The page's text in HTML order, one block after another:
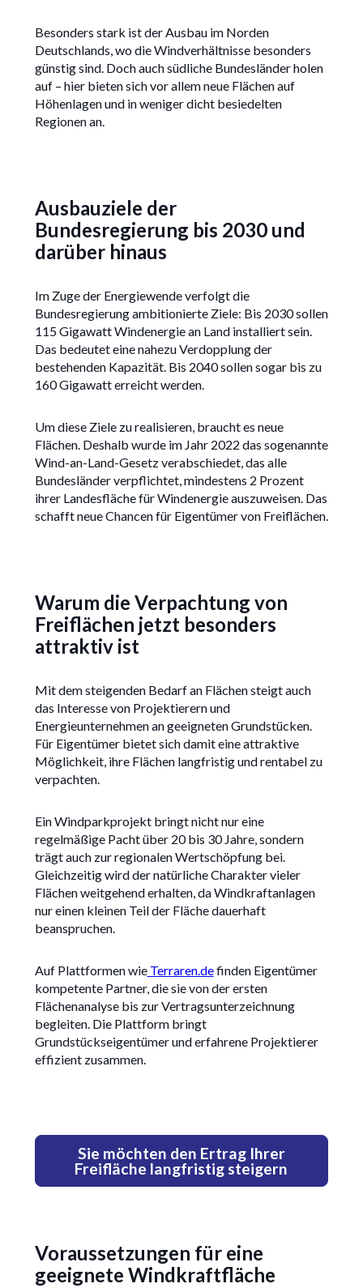
Besonders stark ist der Ausbau im Norden
Deutschlands, wo die Windverhältnisse besonders
günstig sind. Doch auch südliche Bundesländer holen
auf – hier bieten sich vor allem neue Flächen auf
Höhenlagen und in weniger dicht besiedelten
Regionen an.
Ausbauziele der
Bundesregierung bis 2030 und
darüber hinaus
Im Zuge der Energiewende verfolgt die
Bundesregierung ambitionierte Ziele: Bis 2030 sollen
115 Gigawatt Windenergie an Land installiert sein.
Das bedeutet eine nahezu Verdopplung der
bestehenden Kapazität. Bis 2040 sollen sogar bis zu
160 Gigawatt erreicht werden.
Um diese Ziele zu realisieren, braucht es neue
Flächen. Deshalb wurde im Jahr 2022 das sogenannte
Wind-an-Land-Gesetz verabschiedet, das alle
Bundesländer verpflichtet, mindestens 2 Prozent
ihrer Landesfläche für Windenergie auszuweisen. Das
schafft neue Chancen für Eigentümer von Freiflächen.
Warum die Verpachtung von
Freiflächen jetzt besonders
attraktiv ist
Mit dem steigenden Bedarf an Flächen steigt auch
das Interesse von Projektierern und
Energieunternehmen an geeigneten Grundstücken.
Für Eigentümer bietet sich damit eine attraktive
Möglichkeit, ihre Flächen langfristig und rentabel zu
verpachten.
Ein Windparkprojekt bringt nicht nur eine
regelmäßige Pacht über 20 bis 30 Jahre, sondern
trägt auch zur regionalen Wertschöpfung bei.
Gleichzeitig wird der natürliche Charakter vieler
Flächen weitgehend erhalten, da Windkraftanlagen
nur einen kleinen Teil der Fläche dauerhaft
beanspruchen.
Auf Plattformen wieTerraren.definden Eigentümer
kompetente Partner, die sie von der ersten
Flächenanalyse bis zur Vertragsunterzeichnung
begleiten. Die Plattform bringt
Grundstückseigentümer und erfahrene Projektierer
effizient zusammen.
Sie möchten den Ertrag Ihrer
Freifläche langfristig steigern
Voraussetzungen für eine
geeignete Windkraftfläche